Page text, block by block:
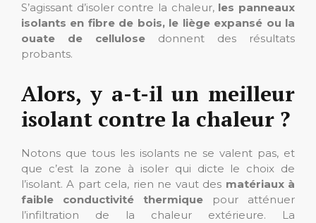
S’agissant d’isoler contre la chaleur, les panneaux
isolants en fibre de bois, le liège expansé ou la
ouate de cellulose donnent des résultats
probants.
Alors, y a-t-il un meilleur
isolant contre la chaleur ?
Notons que tous les isolants ne se valent pas, et
que c’est la zone à isoler qui dicte le choix de
l’isolant. A part cela, rien ne vaut des matériaux à
faible conductivité thermique pour atténuer
l’infiltration de la chaleur extérieure. La